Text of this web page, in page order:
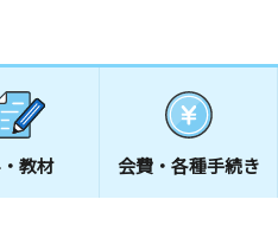
教材 会費・ 各種手続き